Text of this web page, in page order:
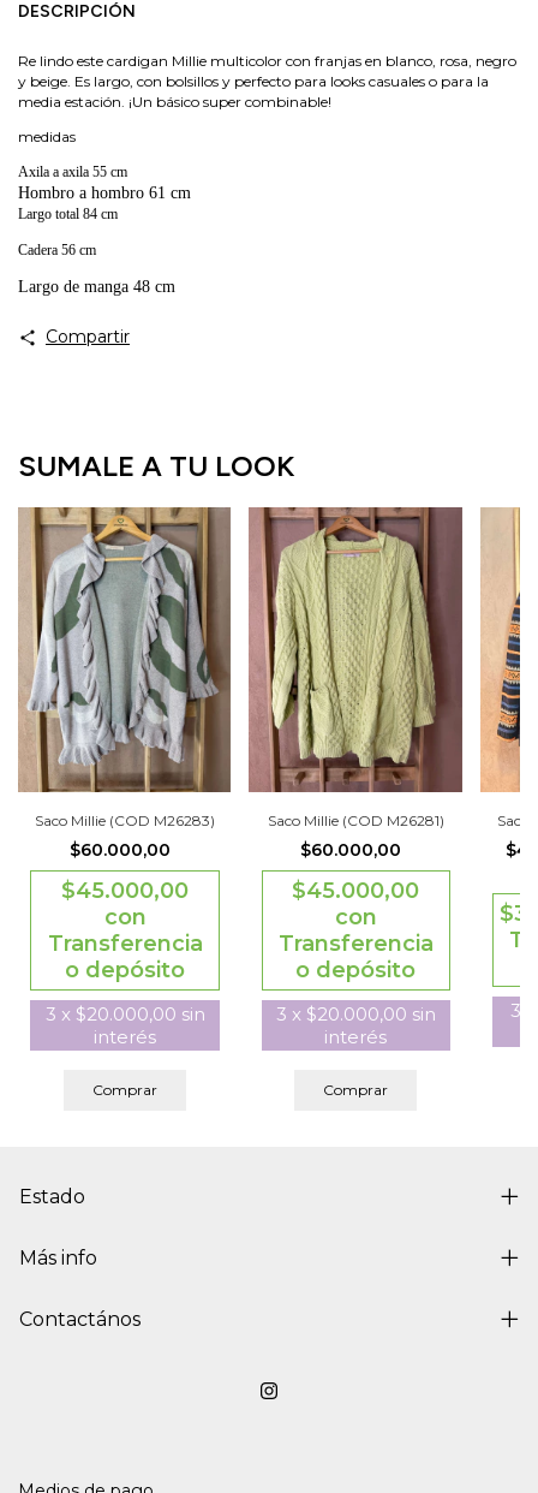
DESCRIPCIÓN
Re lindo este cardigan Millie multicolor con franjas en blanco, rosa, negro
y beige. Es largo, con bolsillos y perfecto para looks casuales o para la
media estación. ¡Un básico super combinable!
medidas
Axila a axila 55 cm
Hombro a hombro 61 cm
Largo total 84 cm
Cadera 56 cm
Largo de manga 48 cm
Compartir
SUMALE A TU LOOK
Saco Millie (COD M26283)
$60.000,00
$45.000,00
con
Transferencia
o depósito
3 x $20.000,00 sin
interés
Comprar
Saco Millie (COD M26281)
$60.000,00
$45.000,00
con
Transferencia
o depósito
3 x $20.000,00 sin
interés
Comprar
Saco
3
Estado
Más info
Contactános